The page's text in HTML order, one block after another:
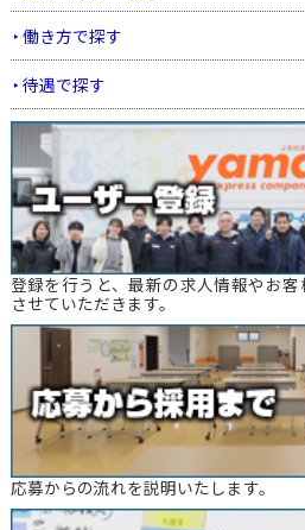
働き方で探す
待遇で探す
登録を行うと、最新の求人情報やお
させていただきます。
応募からの流れを説明いたします。